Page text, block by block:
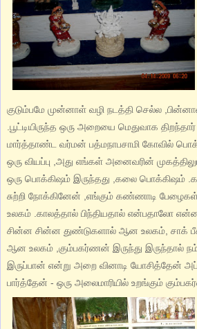
குடும்பமே முன்னாள் வழி நடத்தி செல்ல
.பூட்டியிருந்த ஒரு அறையை மெதுவாக
மார்த்தாண்ட வர்மன் பத்மநாபசாமி கோவில்
ஒரு வியப்பு ,அது எங்கள் அனைவரின்
ஒரு பொக்கிஷம் இருந்தது ,கலை பொக்கிஷம்
சுற்றி நோக்கினேன் ,எங்கும் கண்ணாடி பேழைகள்
உலகம் .காலத்தால் பிந்தியதால் என்பதாலோ
சின்ன சின்ன துண்டுகளால் ஆன உலகம், சாக்
ஆன உலகம் ,கும்பகர்ணன் இருந்து இருந்தால்
இருப்பான் என்று அறை வினாடி யோசித்தேன்
பார்த்தேன் - ஒரு அலைமாரியில் உறங்கும்